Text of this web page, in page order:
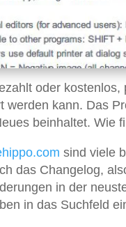
oder
werden kann. Das
beinhaltet. Wie
sind viele
das Changelog,
in der
in das Suchfeld